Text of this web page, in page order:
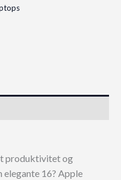
produktivitet og
elegante 16? Apple